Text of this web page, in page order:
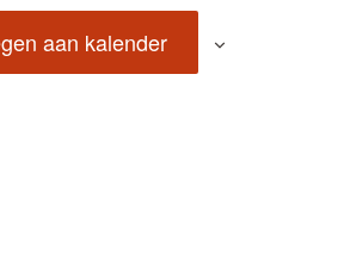
aan kalender